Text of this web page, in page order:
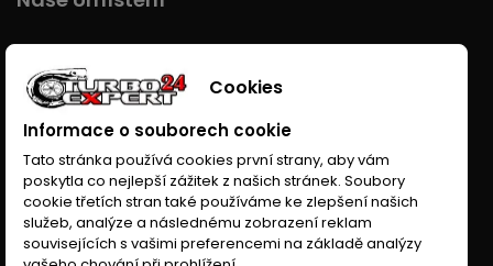
Cookies
Informace o souborech cookie
Tato stránka používá cookies první strany, aby vám
poskytla co nejlepší zážitek z našich stránek. Soubory
cookie třetích stran také používáme ke zlepšení našich
služeb, analýze a následnému zobrazení reklam
souvisejících s vašimi preferencemi na základě analýzy